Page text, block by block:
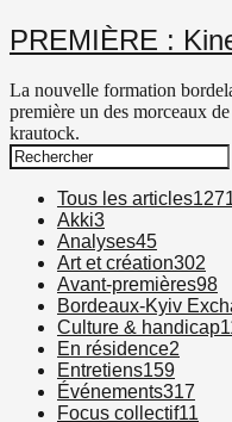
PREMIÈRE :
La nouvelle formation
première un des morceaux
krautock.
Search
for:
Tous les articles
Akki3
Analyses45
Art et création302
Avant-premières98
Bordeaux-Kyiv
Culture & handicap
En résidence2
Entretiens159
Événements317
Focus collectif11